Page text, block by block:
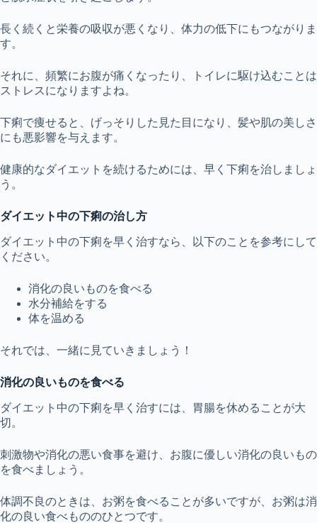
長く続くと栄養の吸収が悪くなり、体力の低下にもつながりま
す。
それに、頻繁にお腹が痛くなったり、トイレに駆け込むことは
ストレスになりますよね。
下痢で痩せると、げっそりした見た目になり、髪や肌の美しさ
にも悪影響を与えます。
健康的なダイエットを続けるためには、早く下痢を治しましょ
う。
ダイエット中の下痢の治し方
ダイエット中の下痢を早く治すなら、以下のことを参考にして
ください。
消化の良いものを食べる
水分補給をする
体を温める
それでは、一緒に見ていきましょう！
消化の良いものを食べる
ダイエット中の下痢を早く治すには、胃腸を休めることが大
切。
刺激物や消化の悪い食事を避け、お腹に優しい消化の良いもの
を食べましょう。
体調不良のときは、お粥を食べることが多いですが、お粥は消
化の良い食べもののひとつです。